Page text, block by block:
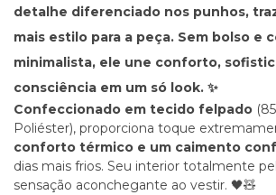
detalhe diferenciado nos punhos,
mais estilo para a peça. Sem bolso e
minimalista, ele une conforto,
consciência em um só look. ✨
Confeccionado em tecido felpado
Poliéster), proporciona toque
conforto térmico e um caimento
dias mais frios. Seu interior totalmente
sensação aconchegante ao vestir. 🖤🧸